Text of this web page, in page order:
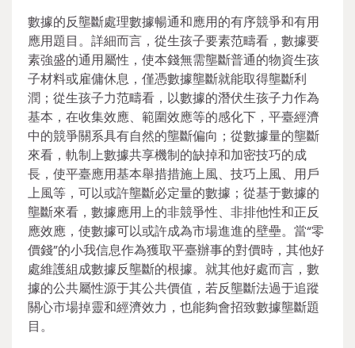
數據的反壟斷處理數據暢通和應用的有序競爭和有用
應用題目。詳細而言，從生孩子要素范疇看，數據要
素強盛的通用屬性，使本錢無需壟斷普通的物資生孩
子材料或雇傭休息，僅憑數據壟斷就能取得壟斷利
潤；從生孩子力范疇看，以數據的潛伏生孩子力作為
基本，在收集效應、範圍效應等的感化下，平臺經濟
中的競爭關系具有自然的壟斷偏向；從數據量的壟斷
來看，軌制上數據共享機制的缺掉和加密技巧的成
長，使平臺應用基本舉措措施上風、技巧上風、用戶
上風等，可以或許壟斷必定量的數據；從基于數據的
壟斷來看，數據應用上的非競爭性、非排他性和正反
應效應，使數據可以或許成為市場進進的壁壘。當“零
價錢”的小我信息作為獲取平臺辦事的對價時，其他好
處維護組成數據反壟斷的根據。就其他好處而言，數
據的公共屬性源于其公共價值，若反壟斷法過于追蹤
關心市場掉靈和經濟效力，也能夠會招致數據壟斷題
目。